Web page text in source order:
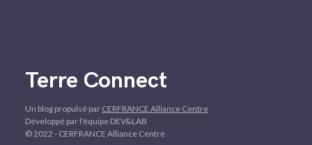
Terre Connect
Un blog propulsé par CERFRANCE Alliance Centre
Développé par l'équipe DEV&LAB
© 2022 - CERFRANCE Alliance Centre